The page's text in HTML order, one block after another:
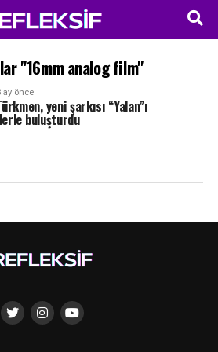
"16mm analog film"
ay önce
yeni şarkısı “Yalan”ı
buluşturdu